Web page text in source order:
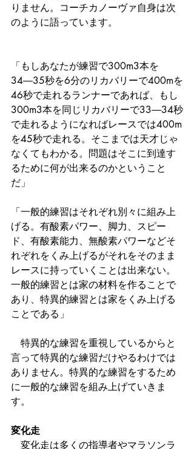
りません。コーチカノーヴァ自身は次
のように語っています。
「もしあなたが練習で300m3本を
34―35秒を6分のリカバリーで400mを
46秒で走れるランナーであれば、もし
300m3本を同じリカバリーで33―34秒
で走れるようになればレースでは400m
を45秒で走れる。そこまでは天才じゃ
なくてもわかる。問題はそこに到達す
るために何が出来るのかということ
だ」
「一般的練習はそれぞれ別々に組み上
げる。有酸素パワー、脚力、スピー
ド、有酸素能力、無酸素パワーなどそ
れぞれをくみ上げるがそれをそのまま
レースに持っていくことは出来ない。
一般的練習とは家の材料を作ることで
あり、特異的練習とは家をくみ上げる
ことである」
特異的な練習を重視しているからと
言って特異的な練習だけやるわけでは
ありません。特異的な練習をするため
に一般的な練習を組み上げていきま
す。
変化走
変化走は多くの指導者やマラソンラ